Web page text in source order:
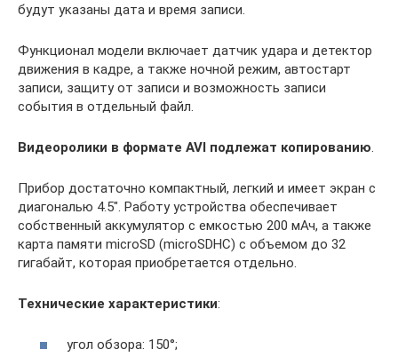
будут указаны дата и время записи.
Функционал модели включает датчик удара и детектор
движения в кадре, а также ночной режим, автостарт
записи, защиту от записи и возможность записи
события в отдельный файл.
Видеоролики в формате AVI подлежат копированию.
Прибор достаточно компактный, легкий и имеет экран с
диагональю 4.5″. Работу устройства обеспечивает
собственный аккумулятор с емкостью 200 мАч, а также
карта памяти microSD (microSDHC) с объемом до 32
гигабайт, которая приобретается отдельно.
Технические характеристики:
угол обзора: 150°;